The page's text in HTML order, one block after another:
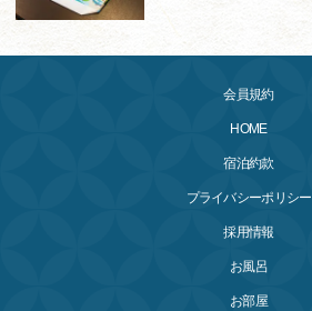
会員規約
HOME
宿泊約款
プライバシーポリシー
採用情報
お風呂
お部屋